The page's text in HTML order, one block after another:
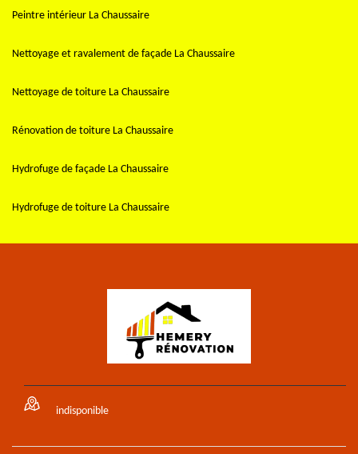
Peintre intérieur La Chaussaire
Nettoyage et ravalement de façade La Chaussaire
Nettoyage de toiture La Chaussaire
Rénovation de toiture La Chaussaire
Hydrofuge de façade La Chaussaire
Hydrofuge de toiture La Chaussaire
indisponible